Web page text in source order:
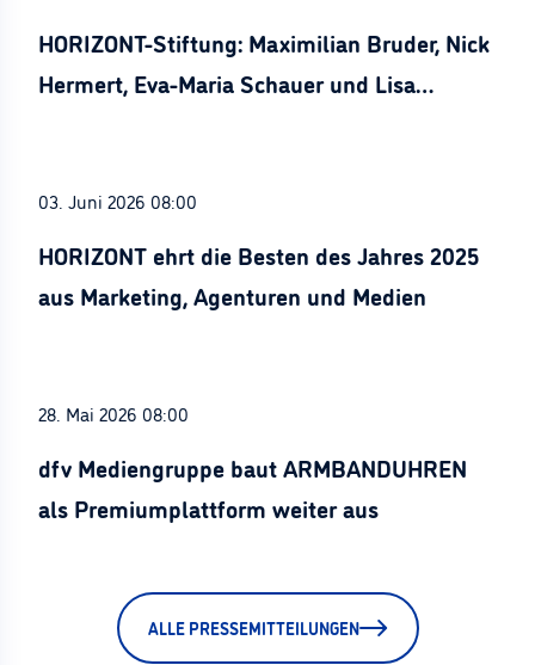
HORIZONT-Stiftung: Maximilian Bruder, Nick
Hermert, Eva-Maria Schauer und Lisa
03. Juni 2026 08:00
HORIZONT ehrt die Besten des Jahres 2025
aus Marketing, Agenturen und Medien
28. Mai 2026 08:00
dfv Mediengruppe baut ARMBANDUHREN
als Premiumplattform weiter aus
ALLE PRESSEMITTEILUNGEN